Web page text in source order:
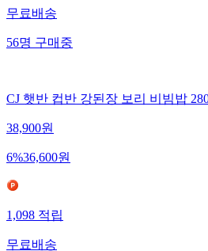
무료배송
56명구매중
CJ 햇반 컵반 강된장 보리 비빔밥
38,900원
6%36,600원
1,098적립